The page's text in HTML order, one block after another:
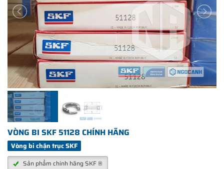
VÒNG BI SKF 51128 CHÍNH HÃNG
Vòng bi chặn trục SKF
Sản phẩm chính hãng SKF ®